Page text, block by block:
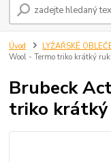
Úvod LYŽAŘSKÉ
Wool - Termo triko krátký
Brubeck
triko krátký